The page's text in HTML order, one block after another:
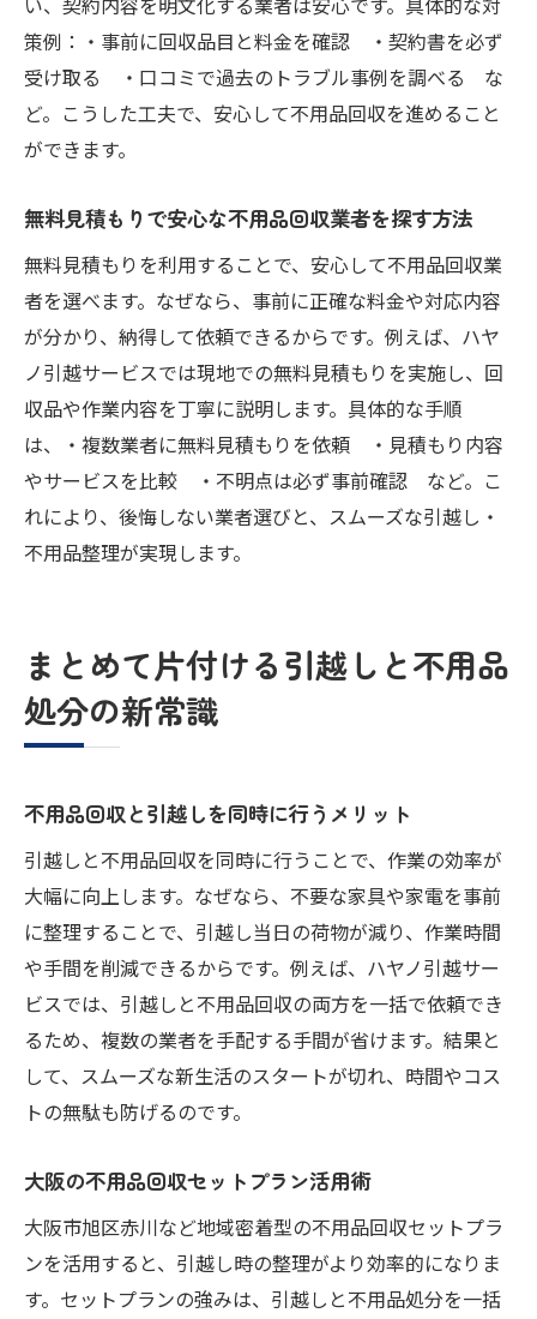
策例：・事前に回収品目と料金を確認 ・契約書を必ず
受け取る ・口コミで過去のトラブル事例を調べる な
ど。こうした工夫で、安心して不用品回収を進めること
ができます。
無料見積もりで安心な不用品回収業者を探す方法
無料見積もりを利用することで、安心して不用品回収業
者を選べます。なぜなら、事前に正確な料金や対応内容
が分かり、納得して依頼できるからです。例えば、ハヤ
ノ引越サービスでは現地での無料見積もりを実施し、回
収品や作業内容を丁寧に説明します。具体的な手順
は、・複数業者に無料見積もりを依頼 ・見積もり内容
やサービスを比較 ・不明点は必ず事前確認 など。こ
れにより、後悔しない業者選びと、スムーズな引越し・
不用品整理が実現します。
まとめて片付ける引越しと不用品
処分の新常識
不用品回収と引越しを同時に行うメリット
引越しと不用品回収を同時に行うことで、作業の効率が
大幅に向上します。なぜなら、不要な家具や家電を事前
に整理することで、引越し当日の荷物が減り、作業時間
や手間を削減できるからです。例えば、ハヤノ引越サー
ビスでは、引越しと不用品回収の両方を一括で依頼でき
るため、複数の業者を手配する手間が省けます。結果と
して、スムーズな新生活のスタートが切れ、時間やコス
トの無駄も防げるのです。
大阪の不用品回収セットプラン活用術
大阪市旭区赤川など地域密着型の不用品回収セットプラ
ンを活用すると、引越し時の整理がより効率的になりま
す。セットプランの強みは、引越しと不用品処分を一括